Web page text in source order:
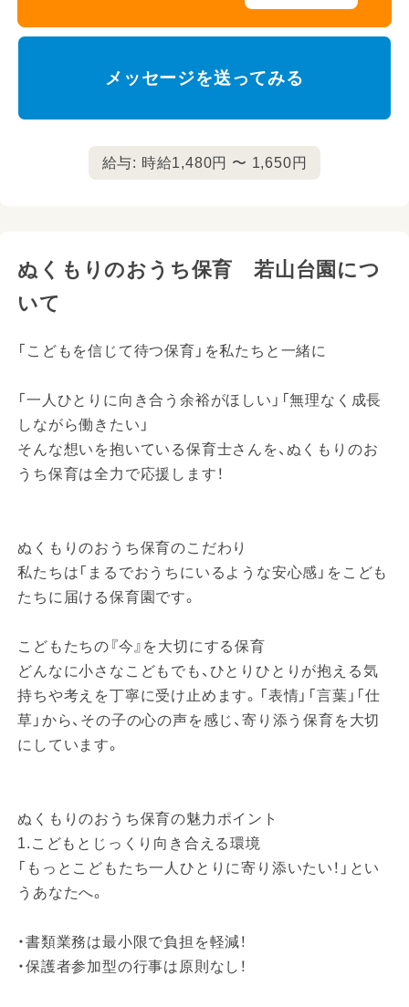
メッセージを送ってみる
給与: 時給1,480円 〜 1,650円
ぬくもりのおうち保育 若山台園につ
いて
「こどもを信じて待つ保育」を私たちと一緒に
「一人ひとりに向き合う余裕がほしい」「無理なく成長
しながら働きたい」
そんな想いを抱いている保育士さんを、ぬくもりのお
うち保育は全力で応援します！
ぬくもりのおうち保育のこだわり
私たちは「まるでおうちにいるような安心感」をこども
たちに届ける保育園です。
こどもたちの『今』を大切にする保育
どんなに小さなこどもでも、ひとりひとりが抱える気
持ちや考えを丁寧に受け止めます。「表情」「言葉」「仕
草」から、その子の心の声を感じ、寄り添う保育を大切
にしています。
ぬくもりのおうち保育の魅力ポイント
1.こどもとじっくり向き合える環境
「もっとこどもたち一人ひとりに寄り添いたい！」とい
うあなたへ。
・書類業務は最小限で負担を軽減！
・保護者参加型の行事は原則なし！